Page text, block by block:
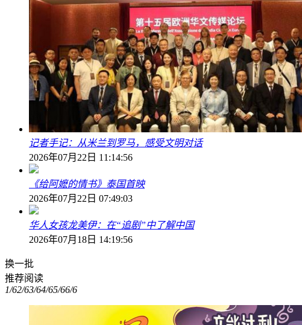
记者手记：从米兰到罗马，感受文明对话
2026年07月22日 11:14:56
《给阿嬷的情书》泰国首映
2026年07月22日 07:49:03
华人女孩龙美伊：在“追剧”中了解中国
2026年07月18日 14:19:56
换一批
推荐阅读
1/62/63/64/65/66/6